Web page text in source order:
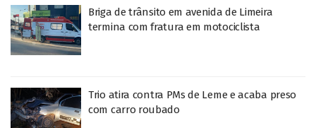
Briga de trânsito em avenida de Limeira
termina com fratura em motociclista
Trio atira contra PMs de Leme e acaba preso
com carro roubado